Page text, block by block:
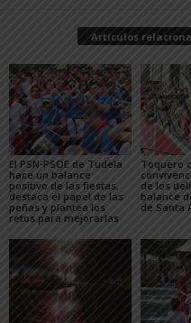
Artículos
El PSN-PSOE de Tudela
hace un balance
positivo de las fiestas,
destaca el papel de las
peñas y plantea los
retos para mejorarlas
Toquero
de los
balance
de Santa